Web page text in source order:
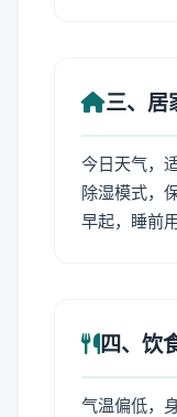
三、居
今日天气，
除湿模式，
早起，睡前
四、饮
气温偏低，